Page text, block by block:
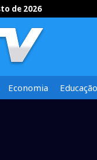
de 2026
Economia Educação